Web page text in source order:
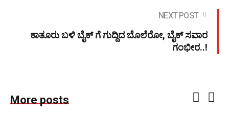
NEXT POST
ಕಾತೂರು ಬಳಿ ಬೈಕ್ ಗೆ ಗುದ್ದಿದ ಬೊಲೆರೋ, ಬೈಕ್ ಸವಾರ
ಗಂಭೀರ..!
More posts